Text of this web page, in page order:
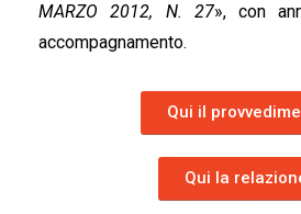
MARZO 2012, N. 27», con
accompagnamento.
Qui il
Qui la